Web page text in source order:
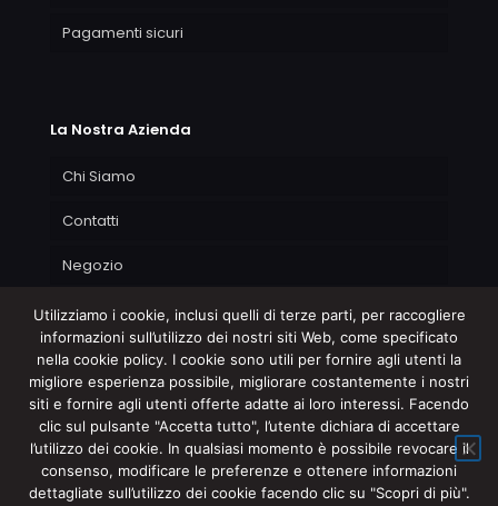
Pagamenti sicuri
La Nostra Azienda
Chi Siamo
Contatti
Negozio
Utilizziamo i cookie, inclusi quelli di terze parti, per raccogliere
informazioni sull’utilizzo dei nostri siti Web, come specificato
nella cookie policy. I cookie sono utili per fornire agli utenti la
migliore esperienza possibile, migliorare costantemente i nostri
siti e fornire agli utenti offerte adatte ai loro interessi. Facendo
clic sul pulsante "Accetta tutto", l’utente dichiara di accettare
l’utilizzo dei cookie. In qualsiasi momento è possibile revocare il
consenso, modificare le preferenze e ottenere informazioni
dettagliate sull’utilizzo dei cookie facendo clic su "Scopri di più".